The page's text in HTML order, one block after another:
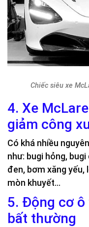
Chiếc siêu xe
4. Xe
giảm công
Có khá nhiều
như: bugi hỏng,
đen, bơm xăng yếu,
mòn khuyết…
5. Động cơ
bất thường